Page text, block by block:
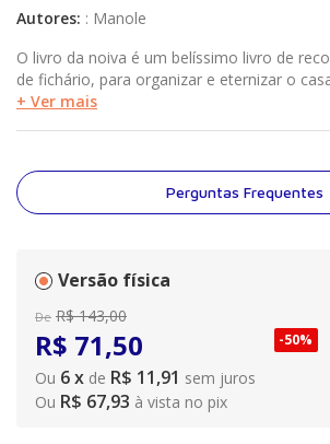
Autores: : Manole
O livro da noiva é um belíssimo livro de
de fichário, para organizar e eternizar o
Desde o primeiro encontro, o pedido de
para a tão celebrada cerimônia. Além
perfeito para registrar os momentos únicos
que se inicia para o casal. Um presente
+ Ver mais
Perguntas Frequentes
Versão física
De R$ 143,00
R$ 71,50
Ou 6x de R$ 11,91 sem juros
-50%
Ou R$ 67,93 à vista no pix